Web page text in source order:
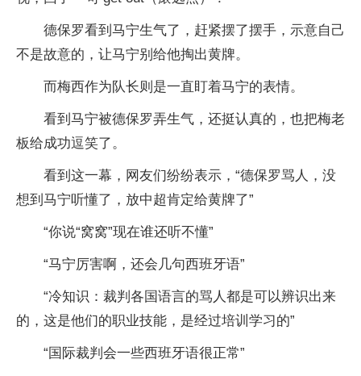
德保罗看到马宁生气了，赶紧摆了摆手，示意自己
不是故意的，让马宁别给他掏出黄牌。
而梅西作为队长则是一直盯着马宁的表情。
看到马宁被德保罗弄生气，还挺认真的，也把梅老
板给成功逗笑了。
看到这一幕，网友们纷纷表示，“德保罗骂人，没
想到马宁听懂了，放中超肯定给黄牌了”
“你说“窝窝”现在谁还听不懂”
“马宁厉害啊，还会几句西班牙语”
“冷知识：裁判各国语言的骂人都是可以辨识出来
的，这是他们的职业技能，是经过培训学习的”
“国际裁判会一些西班牙语很正常”